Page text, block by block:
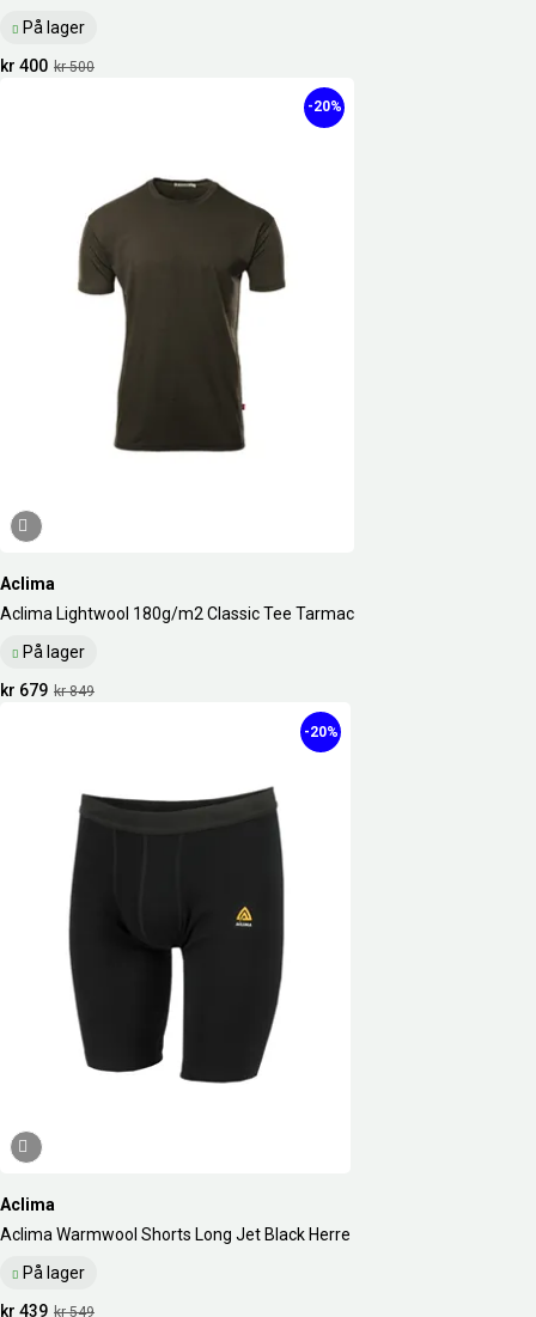
På lager
kr 500
kr 400
Aclima
Aclima Lightwool 180g/m2 Classic Tee Tarmac
På lager
-20%
kr 849
kr 679
Aclima
Aclima Warmwool Shorts Long Jet Black Herre
På lager
-20%
kr 549
kr 439